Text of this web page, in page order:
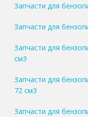
Запчасти для
Запчасти для
Запчасти для
см3
Запчасти для
72 см3
Запчасти для